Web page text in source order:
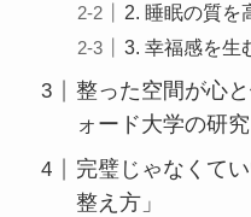
2. 睡眠の質を
3. 幸福感を生
整った空間が心
ォード大学の研究
完璧じゃなくて
整え方」